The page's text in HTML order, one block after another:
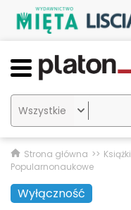

Strona główna Książki
Popularnonaukowe
Wyłączność